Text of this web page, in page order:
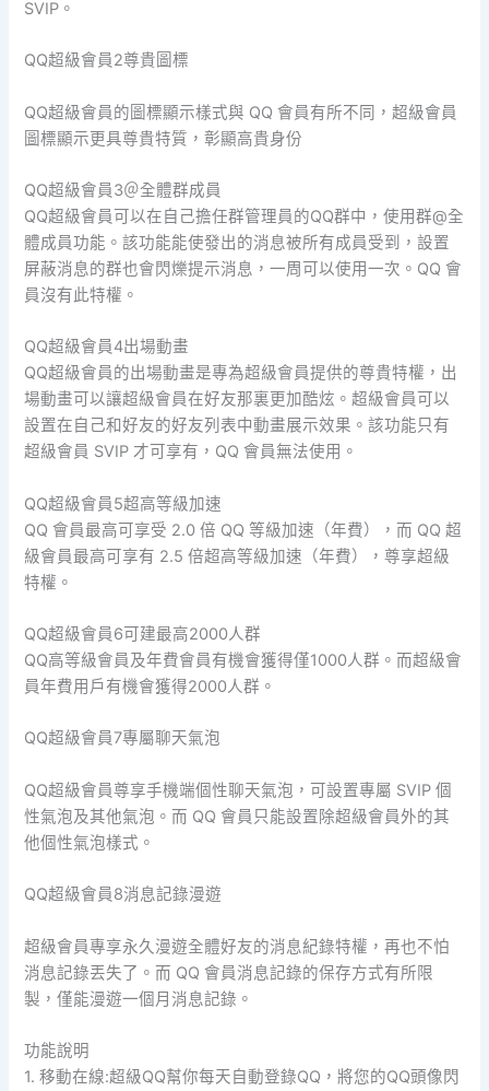
SVIP。
QQ超級會員2尊貴圖標
QQ超級會員的圖標顯示樣式與 QQ 會員有所不同，超級會員
圖標顯示更具尊貴特質，彰顯高貴身份
QQ超級會員3＠全體群成員
QQ超級會員可以在自己擔任群管理員的QQ群中，使用群@全
體成員功能。該功能能使發出的消息被所有成員受到，設置
屏蔽消息的群也會閃爍提示消息，一周可以使用一次。QQ 會
員沒有此特權。
QQ超級會員4出場動畫
QQ超級會員的出場動畫是專為超級會員提供的尊貴特權，出
場動畫可以讓超級會員在好友那裏更加酷炫。超級會員可以
設置在自己和好友的好友列表中動畫展示效果。該功能只有
超級會員 SVIP 才可享有，QQ 會員無法使用。
QQ超級會員5超高等級加速
QQ 會員最高可享受 2.0 倍 QQ 等級加速（年費），而 QQ 超
級會員最高可享有 2.5 倍超高等級加速（年費），尊享超級
特權。
QQ超級會員6可建最高2000人群
QQ高等級會員及年費會員有機會獲得僅1000人群。而超級會
員年費用戶有機會獲得2000人群。
QQ超級會員7專屬聊天氣泡
QQ超級會員尊享手機端個性聊天氣泡，可設置專屬 SVIP 個
性氣泡及其他氣泡。而 QQ 會員只能設置除超級會員外的其
他個性氣泡樣式。
QQ超級會員8消息記錄漫遊
超級會員專享永久漫遊全體好友的消息紀錄特權，再也不怕
消息記錄丟失了。而 QQ 會員消息記錄的保存方式有所限
製，僅能漫遊一個月消息記錄。
功能說明
1. 移動在線:超級QQ幫你每天自動登錄QQ，將您的QQ頭像閃